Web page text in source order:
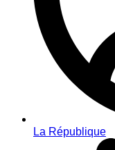
La République